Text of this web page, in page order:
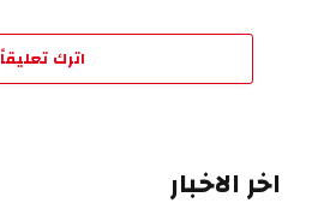
اترك تعليقاً
اخر الاخبار